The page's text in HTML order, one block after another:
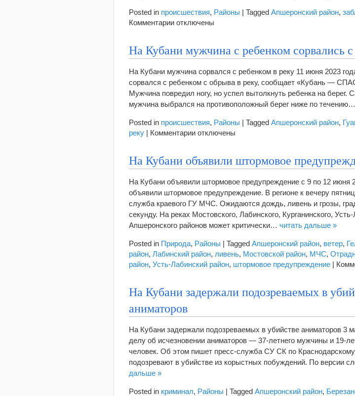
Posted in происшествия, Районы | Tagged Апшеронский район,
Комментариик
Кубани
подростка
заблудились
в
лесу
отключены
На Кубани мужчина с ребенком сорвались
На Кубани мужчина сорвался с ребенком в реку 11 июня 2023
сорвался с ребенком с обрыва в реку, сообщает «Кубань —
Мужчина повредил ногу, но успел вытолкнуть ребенка на берег.
мужчина выбрался на противоположный берег ниже по
Posted in происшествия, Районы | Tagged Апшеронский район,
реку | Комментариик
Кубани
с
ребенком
сорвались
с
обрыва
реку
отключены
На Кубани объявили штормовое
На Кубани объявили штормовое предупреждение с 9 по 12 июня
объявили штормовое предупреждение. В регионе к вечеру
служба краевого ГУ МЧС. Ожидаются дождь, ливень и грозы,
секунду. На реках Мостовского, Лабинского, Курганинского,
Апшеронского районов может критически… читать дальше »
Posted in Природа, Районы | Tagged Апшеронский район, ветер,
район, Лабинский район, ливень, Мостовской район, МЧС,
район, Усть-Лабинский район, штормовое предупреждение |
На Кубани задержали подозреваемых в
аниматоров
На Кубани задержали подозреваемых в убийстве аниматоров 3
делу об исчезновении аниматоров — 37-летнего мужчины и 19-
человек. Об этом пишет пресс-служба СУ СК по
подозревают в убийстве из корыстных побуждений. По версии
дальше »
Posted in криминал, Районы | Tagged Апшеронский район,